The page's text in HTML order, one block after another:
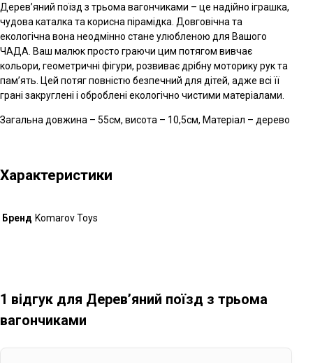
Дерев’яний поїзд з трьома вагончиками – це надійно іграшка,
чудова каталка та корисна пірамідка. Довговічна та
екологічна вона неодмінно стане улюбленою для Вашого
ЧАДА. Ваш малюк просто граючи цим потягом вивчає
кольори, геометричні фігури, розвиває дрібну моторику рук та
пам’ять. Цей потяг повністю безпечний для дітей, адже всі її
грані закруглені і оброблені екологічно чистими матеріалами.
Загальна довжина – 55см, висота – 10,5см, Матеріал – дерево
Характеристики
Бренд Komarov Toys
1 відгук для Дерев’яний поїзд з трьома
вагончиками